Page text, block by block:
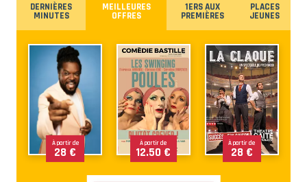
DERNIÈRES
MINUTES
MEILLEURES
OFFRES
1ERS AUX
PREMIÈRES
PLACES
JEUNES
À partir de
28 €
À partir de
12.50 €
À partir de
28 €